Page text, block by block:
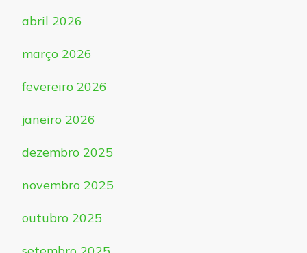
abril 2026
março 2026
fevereiro 2026
janeiro 2026
dezembro 2025
novembro 2025
outubro 2025